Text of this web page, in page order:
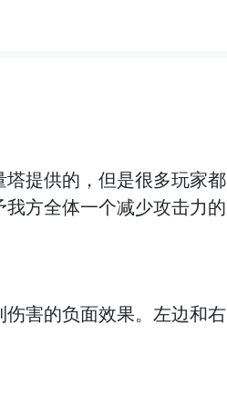
提供的，但是很多玩家都
方全体一个减少攻击力的
害的负面效果。左边和右